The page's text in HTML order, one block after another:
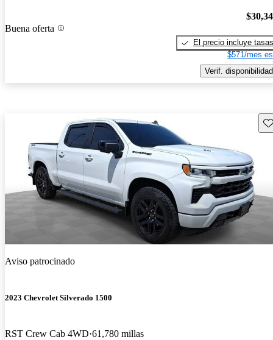
Buena oferta
El precio incluye tasas
$571/mes
Verif. disponibilidad
Aviso patrocinado
2023 Chevrolet Silverado 1500
RST Crew Cab 4WD 61,780 millas